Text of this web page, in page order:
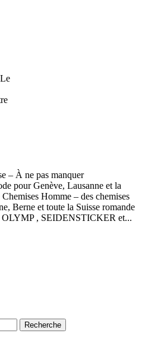
– À ne pas manquer
pour Genève, Lausanne et la
Homme – des chemises
Berne et toute la Suisse romande
OLYMP , SEIDENSTICKER et...
Recherche